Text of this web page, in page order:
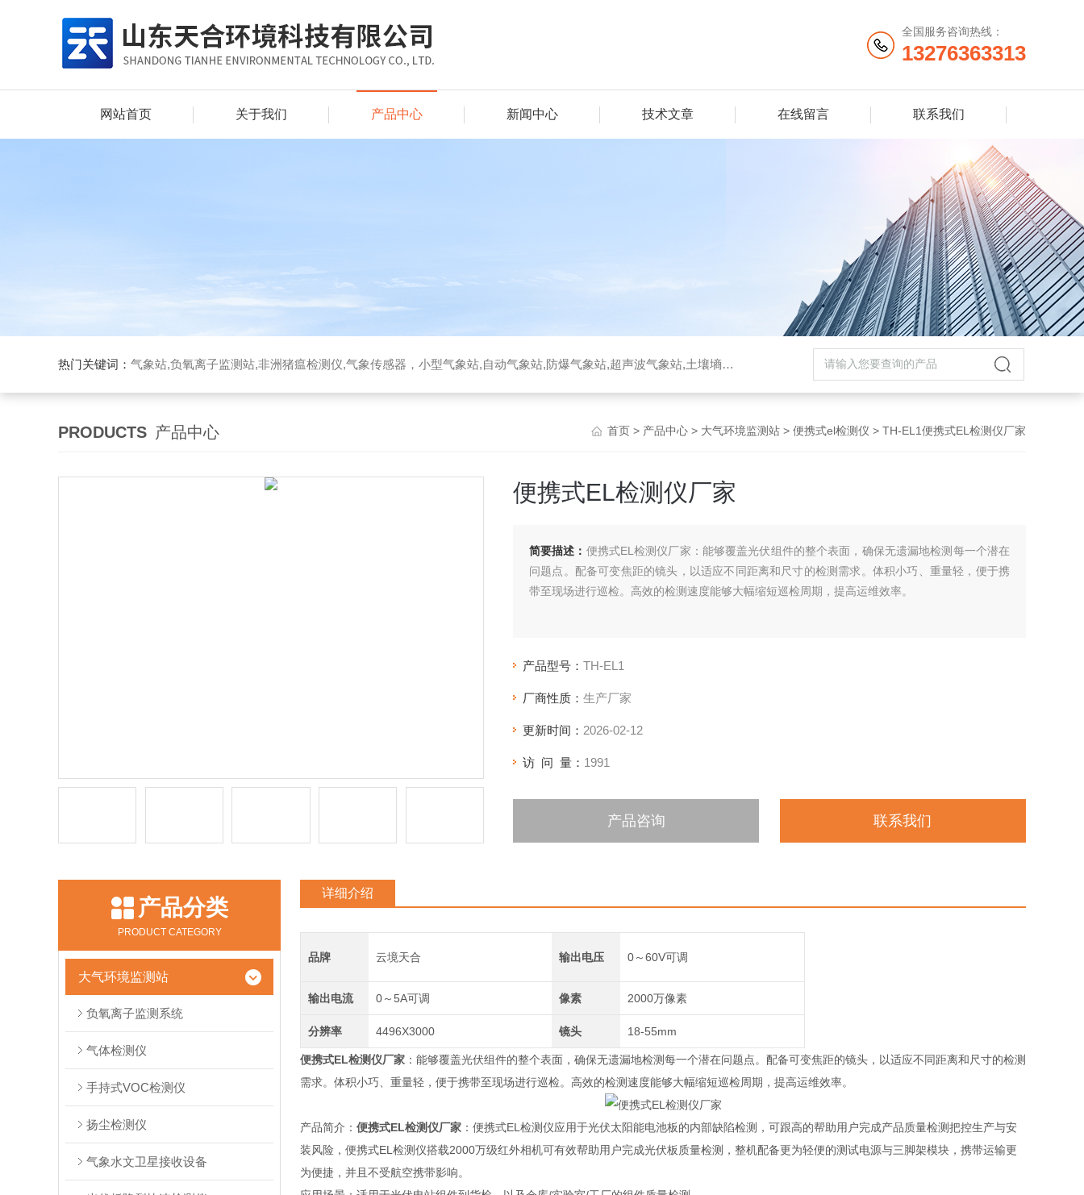
全国服务咨询热线：
13276363313
网站首页 关于我们 产品中心 新闻中心 技术文章 在线留言 联系我们
热门关键词： 气象站,负氧离子监测站,非洲猪瘟检测仪,气象传感器，小型气象站,自动气象站,防爆气象站,超声波气象站,土壤墒情监测站,便携气象站
PRODUCTS 产品中心 首页 > 产品中心 > 大气环境监测站 > 便携式el检测仪 > TH-EL1便携式EL检测仪厂家
便携式EL检测仪厂家
简要描述： 便携式EL检测仪厂家：能够覆盖光伏组件的整个表面，确保无遗漏地检测每一个潜在
问题点。配备可变焦距的镜头，以适应不同距离和尺寸的检测需求。体积小巧、重量轻，便于携
带至现场进行巡检。高效的检测速度能够大幅缩短巡检周期，提高运维效率。
产品型号： TH-EL1
厂商性质： 生产厂家
更新时间： 2026-02-12
访 问 量： 1991
产品咨询 联系我们
产品分类
PRODUCT CATEGORY
大气环境监测站
负氧离子监测系统
气体检测仪
手持式VOC检测仪
扬尘检测仪
气象水文卫星接收设备
详细介绍
品牌 云境天合 输出电压 0～60V可调
输出电流 0～5A可调 像素 2000万像素
分辨率 4496X3000 镜头 18-55mm
便携式EL检测仪厂家 ：能够覆盖光伏组件的整个表面，确保无遗漏地检测每一个潜在问题点。配备可变焦距的镜头，以适应不同距离和尺寸的检测
需求。体积小巧、重量轻，便于携带至现场进行巡检。高效的检测速度能够大幅缩短巡检周期，提高运维效率。
产品简介： 便携式EL检测仪厂家 ：便携式EL检测仪应用于光伏太阳能电池板的内部缺陷检测，可跟高的帮助用户完成产品质量检测把控生产与安
装风险，便携式EL检测仪搭载2000万级红外相机可有效帮助用户完成光伏板质量检测，整机配备更为轻便的测试电源与三脚架模块，携带运输更
为便捷，并且不受航空携带影响。